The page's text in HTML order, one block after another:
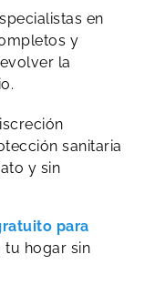
en
y
la
sanitaria
y sin
para
tu hogar sin